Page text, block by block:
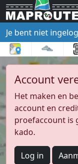
Je bent niet
Account
Het maken en
account en
proefaccount is
kado.
Log in